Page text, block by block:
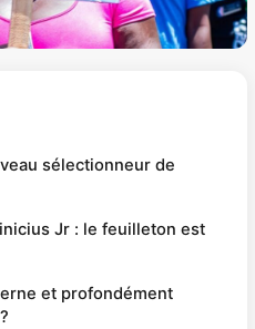
sélectionneur de
Jr : le feuilleton est
et profondément